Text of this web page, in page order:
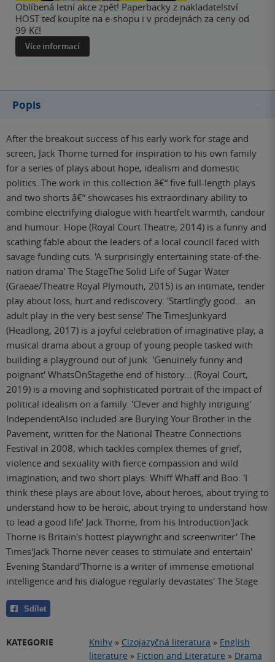
Oblíbená letní akce zpět! Paperbacky z nakladatelství
HOST teď koupíte na e-shopu i v prodejnách za ceny od
99 Kč!
Více informací
Popis
After the breakout success of his early work for stage and
screen, Jack Thorne turned for inspiration to his own family
for a series of plays about hope, idealism and domestic
politics. The work in this collection â€“ five full-length plays
and two shorts â€“ showcases his extraordinary ability to
combine electrifying dialogue with heartfelt warmth, candour
and humour. Hope (Royal Court Theatre, 2014) is a funny and
scathing fable about the leaders of a local council faced with
savage funding cuts. 'A surprisingly entertaining state-of-the-
nation drama' The StageThe Solid Life of Sugar Water
(Graeae/Theatre Royal Plymouth, 2015) is an intimate, tender
play about loss, hurt and rediscovery. 'Startlingly good... an
adult play in the very best sense' The TimesJunkyard
(Headlong, 2017) is a joyful celebration of imaginative play, a
musical drama about a group of young people tasked with
building a playground out of junk. 'Genuinely funny and
poignant' WhatsOnStagethe end of history... (Royal Court,
2019) is a moving and sophisticated portrait of the impact of
political idealism on a family. 'Clever and highly intriguing'
IndependentAlso included are Burying Your Brother in the
Pavement, written for the National Theatre Connections
Festival in 2008, which tackles complex themes of grief,
violence and sexuality with fierce compassion and wild
imagination; and two short plays: Whiff Whaff and Boo. 'I
think these plays are about love, about heroes, about trying to
understand how to be heroic, about trying to understand how
to lead a good life' Jack Thorne, from his Introduction'Jack
Thorne is Britain's hottest playwright and screenwriter' The
Times'Jack Thorne never ceases to stimulate and entertain'
Evening Standard'Thorne is a writer of immense emotional
intelligence and his dialogue regularly devastates' The Stage
Sdílet
KATEGORIE Knihy » Cizojazyčná literatura » English
literature » Fiction and Literature » Drama